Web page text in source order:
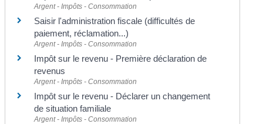
Argent - Impôts - Consommation
Saisir l'administration fiscale (difficultés de
paiement, réclamation...)
Argent - Impôts - Consommation
Impôt sur le revenu - Première déclaration de
revenus
Argent - Impôts - Consommation
Impôt sur le revenu - Déclarer un changement
de situation familiale
Argent - Impôts - Consommation